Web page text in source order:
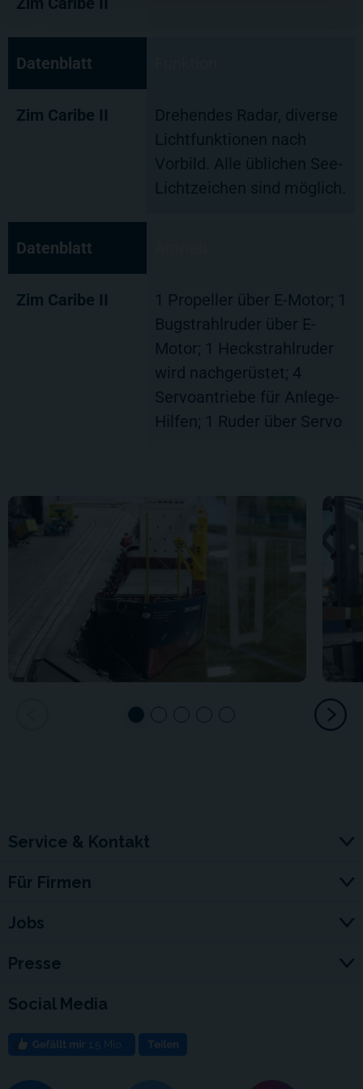
Datenblatt
Zim Caribe II
Drehendes Radar, diverse
Lichtfunktionen nach
Vorbild. Alle üblichen See-
Lichtzeichen sind möglich.
Datenblatt
Zim Caribe II
1 Propeller über E-Motor; 1
Bugstrahlruder über E-
Motor; 1 Heckstrahlruder
wird nachgerüstet; 4
Servoantriebe für Anlege-
Hilfen; 1 Ruder über Servo
Service & Kontakt
Für Firmen
Jobs
Presse
Social Media